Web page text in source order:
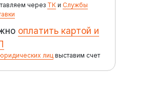
через ТК иСлужбы
оплатить картой и
лиц выставим счет